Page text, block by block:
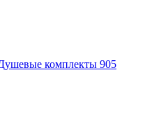
комплекты 905